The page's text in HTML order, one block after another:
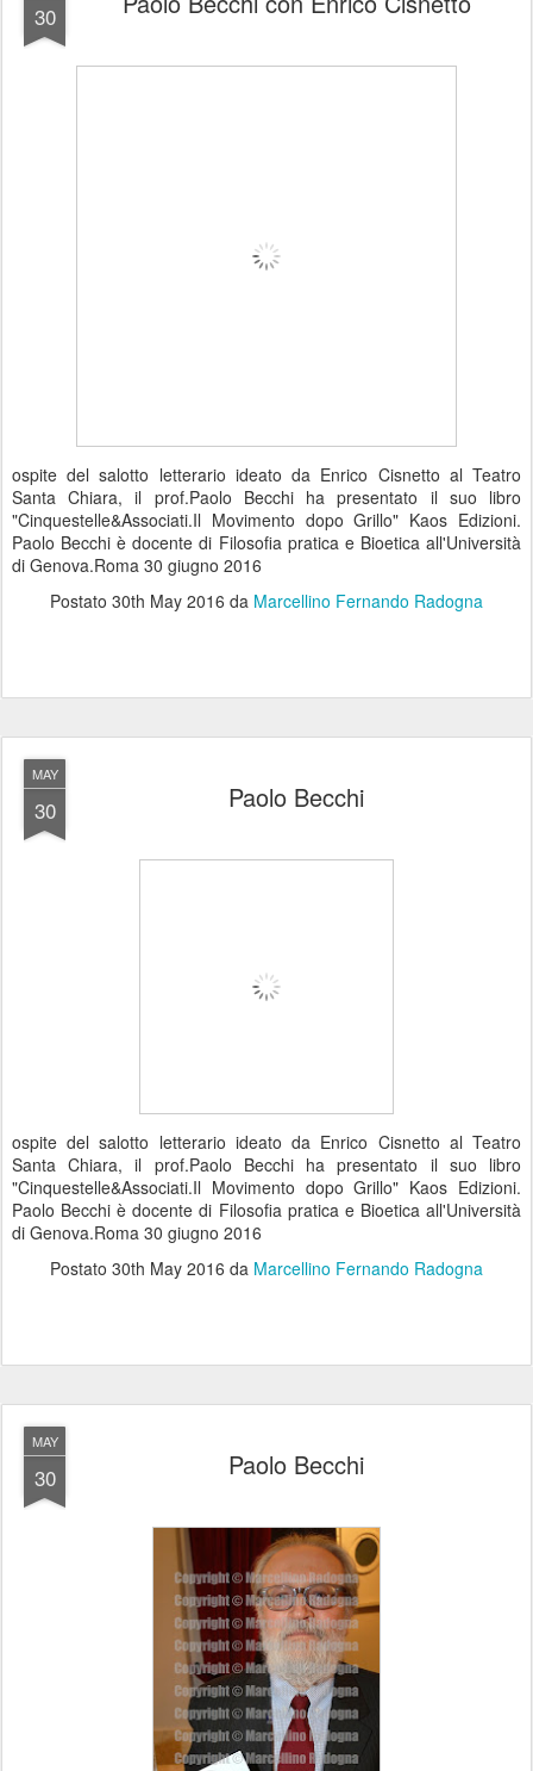
30
ospite del salotto letterario ideato da Enrico Cisnetto al Teatro
Santa Chiara, il prof.Paolo Becchi ha presentato il suo libro
"Cinquestelle&Associati.Il Movimento dopo Grillo" Kaos Edizioni.
Paolo Becchi è docente di Filosofia pratica e Bioetica all'Università
di Genova.Roma 30 giugno 2016
Postato 30th May 2016 da Marcellino Fernando Radogna
MAY
30 Paolo Becchi
ospite del salotto letterario ideato da Enrico Cisnetto al Teatro
Santa Chiara, il prof.Paolo Becchi ha presentato il suo libro
"Cinquestelle&Associati.Il Movimento dopo Grillo" Kaos Edizioni.
Paolo Becchi è docente di Filosofia pratica e Bioetica all'Università
di Genova.Roma 30 giugno 2016
Postato 30th May 2016 da Marcellino Fernando Radogna
MAY
30 Paolo Becchi